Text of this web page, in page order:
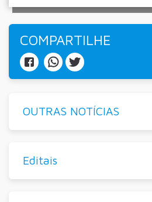
COMPARTILHE
OUTRAS NOTÍCIAS
Editais